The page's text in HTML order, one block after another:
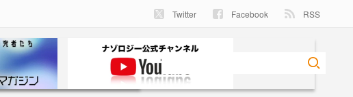
Twitter Facebook RSS